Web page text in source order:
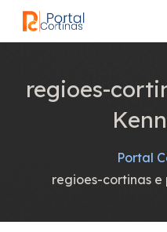
regioes-
Portal
regioes-cortinas e